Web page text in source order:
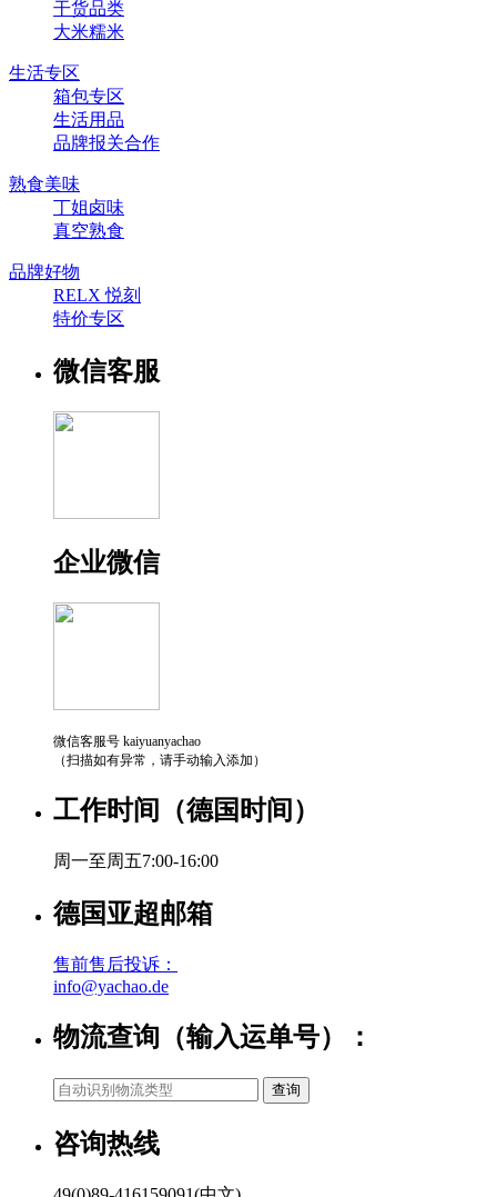
干货品类
大米糯米
生活专区
箱包专区
生活用品
品牌报关合作
熟食美味
丁姐卤味
真空熟食
品牌好物
RELX 悦刻
特价专区
微信客服
企业微信
微信客服号 kaiyuanyachao
（扫描如有异常，请手动输入添加）
工作时间（德国时间）
周一至周五7:00-16:00
德国亚超邮箱
售前售后投诉：
info@yachao.de
物流查询（输入运单号）：
咨询热线